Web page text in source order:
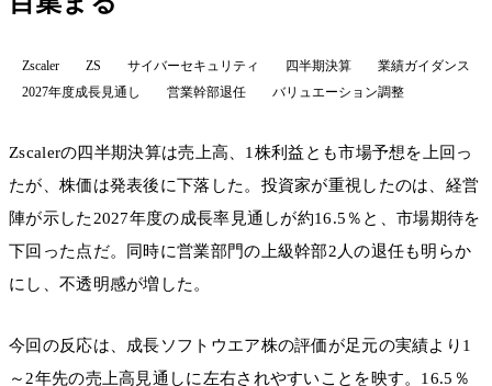
Zscaler ZS サイバーセキュリティ 四半期決算
業績ガイダンス
2027年度成長見通し
営業幹部退任 バリュエーション調整
Zscalerの四半期決算は売上高、1株利益とも市場予想を上回っ
たが、株価は発表後に下落した。投資家が重視したのは、経営
陣が示した2027年度の成長率見通しが約16.5％と、市場期待を
下回った点だ。同時に営業部門の上級幹部2人の退任も明らか
にし、不透明感が増した。
今回の反応は、成長ソフトウエア株の評価が足元の実績より1
～2年先の売上高見通しに左右されやすいことを映す。16.5％